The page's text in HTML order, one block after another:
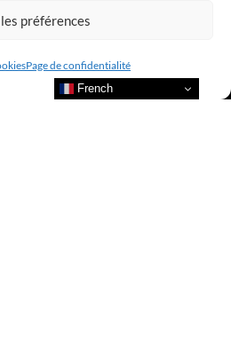
préférences
Page de confidentialité
French